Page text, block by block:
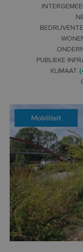
PUBLIEKE
KLIMAAT
Mobiliteit